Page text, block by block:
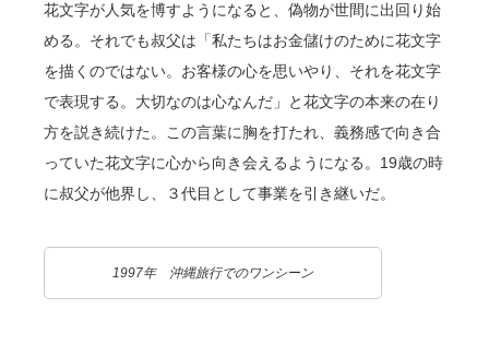
花文字が人気を博すようになると、偽物が世間に出回り始
める。それでも叔父は「私たちはお金儲けのために花文字
を描くのではない。お客様の心を思いやり、それを花文字
で表現する。大切なのは心なんだ」と花文字の本来の在り
方を説き続けた。この言葉に胸を打たれ、義務感で向き合
っていた花文字に心から向き会えるようになる。19歳の時
に叔父が他界し、３代目として事業を引き継いだ。
1997年 沖縄旅行でのワンシーン